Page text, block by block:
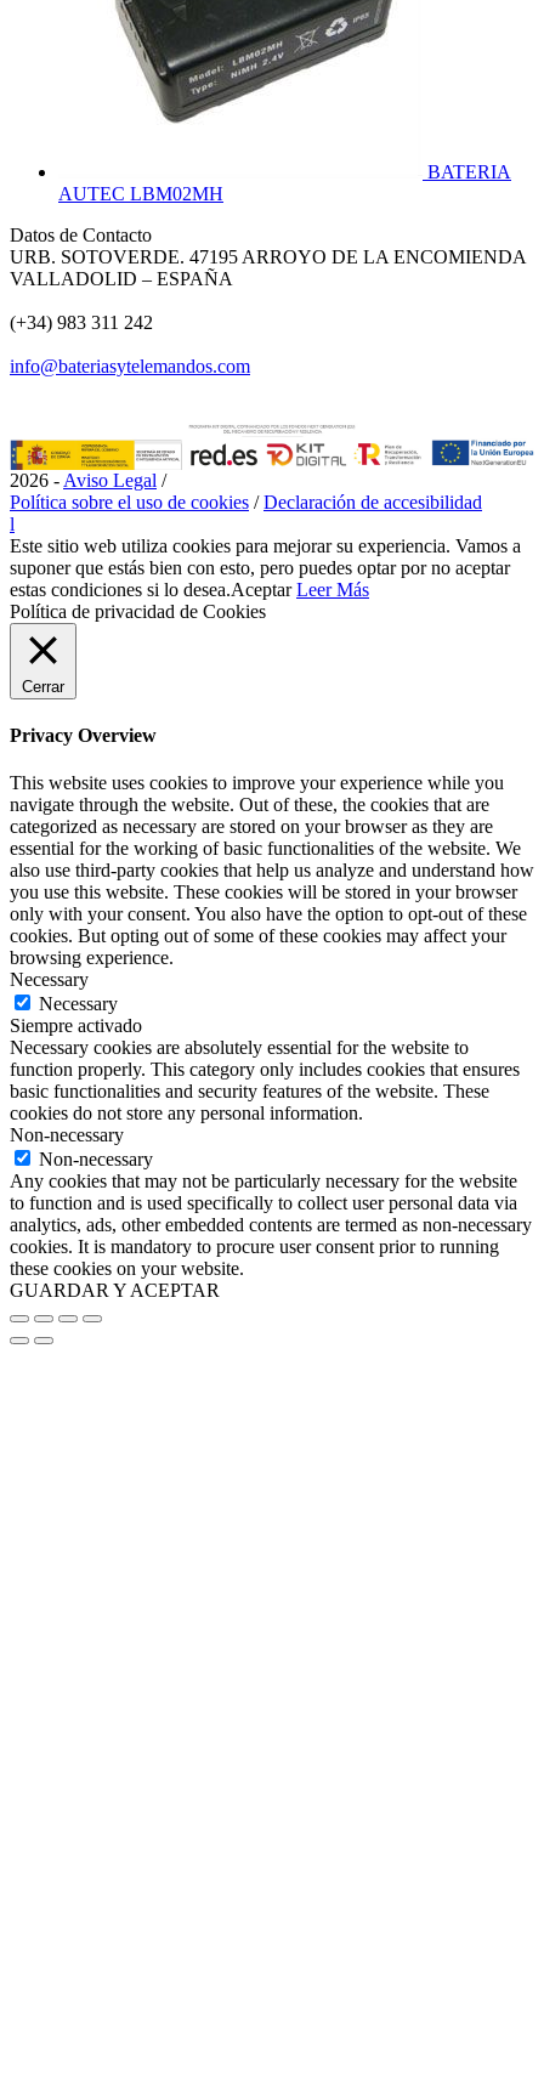
BATERIA
AUTEC LBM02MH
Datos de Contacto
URB. SOTOVERDE. 47195 ARROYO DE LA ENCOMIENDA
VALLADOLID – ESPAÑA
(+34) 983 311 242
info@bateriasytelemandos.com
2026 - Aviso Legal /
Política sobre el uso de cookies /Declaración de accesibilidad
l
Este sitio web utiliza cookies para mejorar su experiencia. Vamos a
suponer que estás bien con esto, pero puedes optar por no aceptar
estas condiciones si lo desea.Aceptar Leer Más
Política de privacidad de Cookies
Cerrar
Privacy Overview
This website uses cookies to improve your experience while you
navigate through the website. Out of these, the cookies that are
categorized as necessary are stored on your browser as they are
essential for the working of basic functionalities of the website. We
also use third-party cookies that help us analyze and understand how
you use this website. These cookies will be stored in your browser
only with your consent. You also have the option to opt-out of these
cookies. But opting out of some of these cookies may affect your
browsing experience.
Necessary
Necessary
Siempre activado
Necessary cookies are absolutely essential for the website to
function properly. This category only includes cookies that ensures
basic functionalities and security features of the website. These
cookies do not store any personal information.
Non-necessary
Non-necessary
Any cookies that may not be particularly necessary for the website
to function and is used specifically to collect user personal data via
analytics, ads, other embedded contents are termed as non-necessary
cookies. It is mandatory to procure user consent prior to running
these cookies on your website.
GUARDAR Y ACEPTAR